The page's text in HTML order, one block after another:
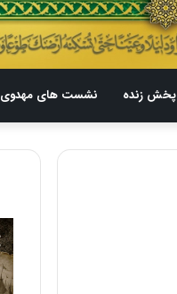
پخش زنده نشست های مهدوی